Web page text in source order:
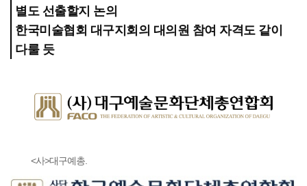
별도 선출할지 논의
한국미술협회 대구지회의 대의원 참여 자격도 같이
다룰 듯
<사>대구예총.